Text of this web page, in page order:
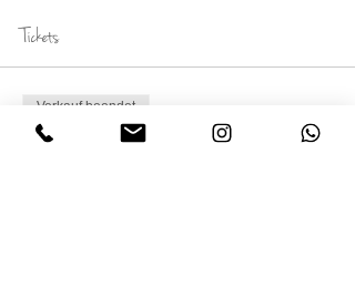
Tickets
Verkauf beendet
Tickettyp